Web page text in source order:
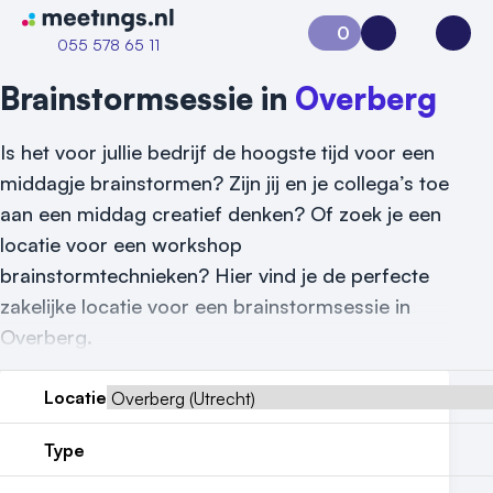
Naar home van Meetings
055 578 65 11
Vraag locatie aan
0
Aanvraag 0Inloggen
Brainstormsessie in Overberg
Is het voor jullie bedrijf de hoogste tijd voor een
middagje brainstormen? Zijn jij en je collega’s toe
aan een middag creatief denken? Of zoek je een
locatie voor een workshop
brainstormtechnieken? Hier vind je de perfecte
zakelijke locatie voor een brainstormsessie in
Overberg.
Locatie
Type